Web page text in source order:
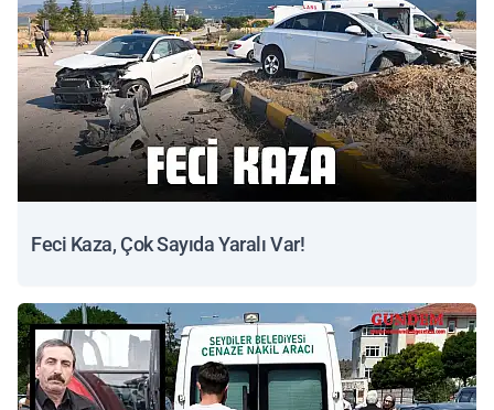
Feci Kaza, Çok Sayıda Yaralı Var!